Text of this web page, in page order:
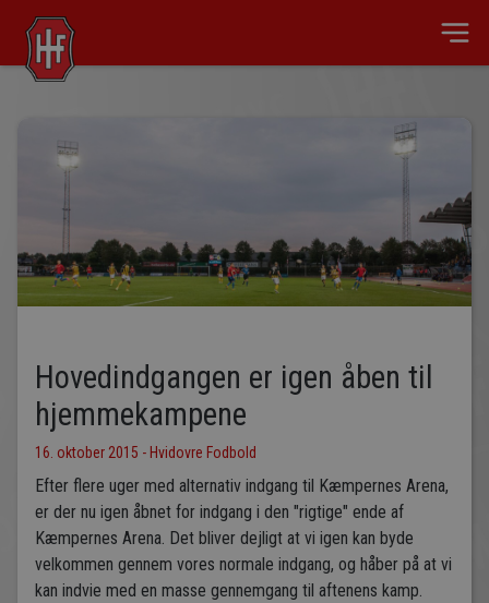
Hovedindgangen er igen åben til
hjemmekampene
16. oktober 2015 - Hvidovre Fodbold
Efter flere uger med alternativ indgang til Kæmpernes Arena,
er der nu igen åbnet for indgang i den "rigtige" ende af
Kæmpernes Arena. Det bliver dejligt at vi igen kan byde
velkommen gennem vores normale indgang, og håber på at vi
kan indvie med en masse gennemgang til aftenens kamp.